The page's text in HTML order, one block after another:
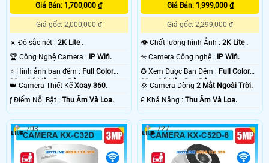
Giá Bán: 1,700,000 ₫
Giá gốc: 2,000,000 ₫
☀️ Độ sắc nét : 2K Lite .
🏆 Công Nghệ Camera :
IP Wifi.
⭐ Hình ảnh ban đêm : Full Color
30m Có Màu Ban Ðêm.
👑 Camera Thiết Kế Xoay 360.
️ƒ Điểm Nỗi Bật : Thu Âm Và Loa.
Giá Bán: 1,999,000 ₫
Giá gốc: 2,299,000 ₫
👁 Chất lượng hình Ảnh :2K Lite .
✳️ Camera Công nghệ :
IP Wifi.
✪ Xem Được Ban Đêm : Full Color
30m Có Màu Ban Ðêm.
💢 Camera Dòng2 Mắt Ngoài Trời.
️₤ Khả Năng :Thu Âm Và Loa.
703 727